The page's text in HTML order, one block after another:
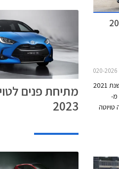
יוניון מוטורס, יבואנית טויוטה, מסכמת את שנת 2021
מ-
בשנת 2021 חגגה טויוטה
מתיחת פנים
2023